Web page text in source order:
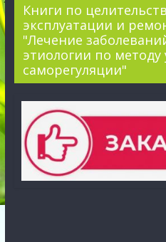
Книги по
эксплуатации и
"Лечение
этиологии по
саморегуляции"